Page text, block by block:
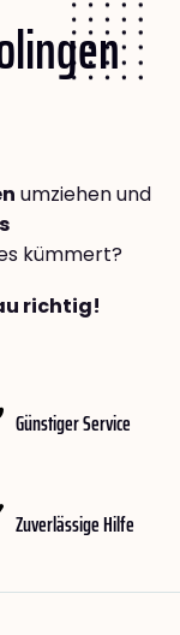
umziehen und
kümmert?
richtig!
Günstiger Service
Zuverlässige Hilfe